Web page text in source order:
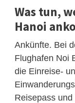
Was tun,
Hanoi
Ankünfte. Bei
Flughafen Noi
die Einreise-
Reisepass